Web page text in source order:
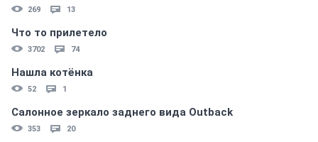
269 13
Что то прилетело
3702 74
Нашла котёнка
52 1
Салонное зеркало заднего вида Outback
353 20